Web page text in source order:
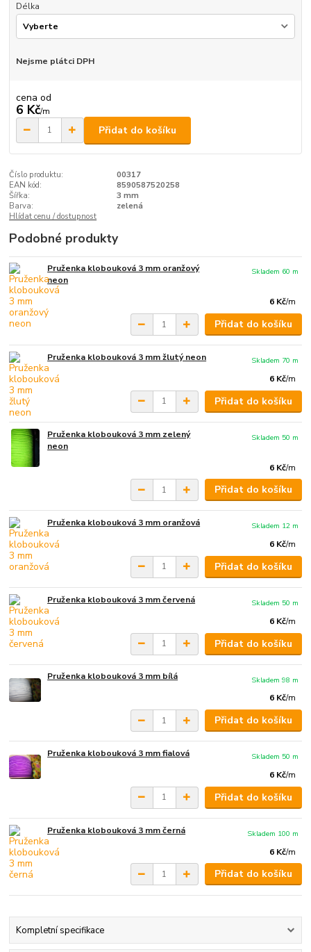
Délka
Nejsme plátci DPH
cena od
6 Kč/m
Přidat do košíku
Číslo produktu:
00317
EAN kód:
8590587520258
Šířka:
3 mm
Barva:
zelená
Hlídat cenu / dostupnost
Podobné produkty
Pruženka klobouková 3 mm oranžový
neon
6 Kč/m
Skladem 60 m
Přidat do košíku
Pruženka klobouková 3 mm žlutý neon
6 Kč/m
Skladem 70 m
Přidat do košíku
Pruženka klobouková 3 mm zelený
neon
6 Kč/m
Skladem 50 m
Přidat do košíku
Pruženka klobouková 3 mm oranžová
6 Kč/m
Skladem 12 m
Přidat do košíku
Pruženka klobouková 3 mm červená
6 Kč/m
Skladem 50 m
Přidat do košíku
Pruženka klobouková 3 mm bílá
6 Kč/m
Skladem 98 m
Přidat do košíku
Pruženka klobouková 3 mm fialová
6 Kč/m
Skladem 50 m
Přidat do košíku
Pruženka klobouková 3 mm černá
6 Kč/m
Skladem 100 m
Přidat do košíku
Kompletní specifikace